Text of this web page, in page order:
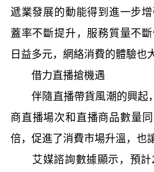
遞業發展的動能得到進一步
蓋率不斷提升，服務質量不
日益多元，網絡消費的體驗也
借力直播搶機遇
伴隨直播帶貨風潮的興起
商直播場次和直播商品數量
倍，促進了消費市場升溫，也
艾媒諮詢數據顯示，預計